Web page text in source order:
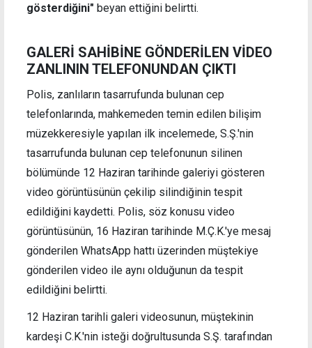
gösterdiğini" beyan ettiğini belirtti.
GALERİ SAHİBİNE GÖNDERİLEN VİDEO
ZANLININ TELEFONUNDAN ÇIKTI
Polis, zanlıların tasarrufunda bulunan cep
telefonlarında, mahkemeden temin edilen bilişim
müzekkeresiyle yapılan ilk incelemede, S.Ş.'nin
tasarrufunda bulunan cep telefonunun silinen
bölümünde 12 Haziran tarihinde galeriyi gösteren
video görüntüsünün çekilip silindiğinin tespit
edildiğini kaydetti. Polis, söz konusu video
görüntüsünün, 16 Haziran tarihinde M.Ç.K.'ye mesaj
gönderilen WhatsApp hattı üzerinden müştekiye
gönderilen video ile aynı olduğunun da tespit
edildiğini belirtti.
12 Haziran tarihli galeri videosunun, müştekinin
kardeşi C.K.'nin isteği doğrultusunda S.Ş. tarafından